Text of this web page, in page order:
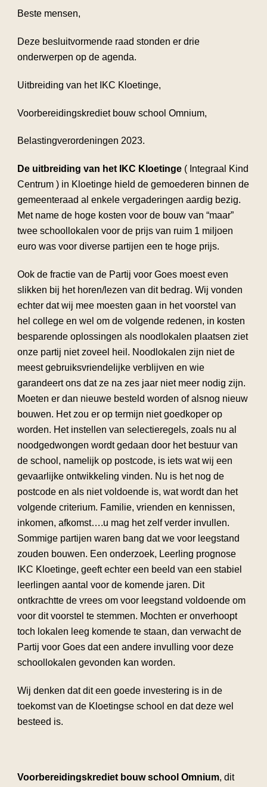
Beste mensen,
Deze besluitvormende raad stonden er drie
onderwerpen op de agenda.
Uitbreiding van het IKC Kloetinge,
Voorbereidingskrediet bouw school Omnium,
Belastingverordeningen 2023.
De uitbreiding van het IKC Kloetinge ( Integraal Kind
Centrum ) in Kloetinge hield de gemoederen binnen de
gemeenteraad al enkele vergaderingen aardig bezig.
Met name de hoge kosten voor de bouw van “maar”
twee schoollokalen voor de prijs van ruim 1 miljoen
euro was voor diverse partijen een te hoge prijs.
Ook de fractie van de Partij voor Goes moest even
slikken bij het horen/lezen van dit bedrag. Wij vonden
echter dat wij mee moesten gaan in het voorstel van
hel college en wel om de volgende redenen, in kosten
besparende oplossingen als noodlokalen plaatsen ziet
onze partij niet zoveel heil. Noodlokalen zijn niet de
meest gebruiksvriendelijke verblijven en wie
garandeert ons dat ze na zes jaar niet meer nodig zijn.
Moeten er dan nieuwe besteld worden of alsnog nieuw
bouwen. Het zou er op termijn niet goedkoper op
worden. Het instellen van selectieregels, zoals nu al
noodgedwongen wordt gedaan door het bestuur van
de school, namelijk op postcode, is iets wat wij een
gevaarlijke ontwikkeling vinden. Nu is het nog de
postcode en als niet voldoende is, wat wordt dan het
volgende criterium. Familie, vrienden en kennissen,
inkomen, afkomst….u mag het zelf verder invullen.
Sommige partijen waren bang dat we voor leegstand
zouden bouwen. Een onderzoek, Leerling prognose
IKC Kloetinge, geeft echter een beeld van een stabiel
leerlingen aantal voor de komende jaren. Dit
ontkrachtte de vrees om voor leegstand voldoende om
voor dit voorstel te stemmen. Mochten er onverhoopt
toch lokalen leeg komende te staan, dan verwacht de
Partij voor Goes dat een andere invulling voor deze
schoollokalen gevonden kan worden.
Wij denken dat dit een goede investering is in de
toekomst van de Kloetingse school en dat deze wel
besteed is.
Voorbereidingskrediet bouw school Omnium, dit